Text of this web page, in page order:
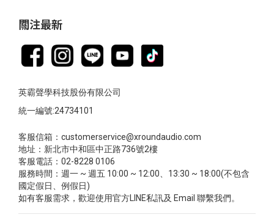
關注最新
英霸聲學科技股份有限公司
統一編號:24734101
客服信箱：customerservice@xroundaudio.com
地址：新北市中和區中正路736號2樓
客服電話：02-8228 0106
服務時間：週一 ~ 週五 10:00 ~ 12:00、13:30 ~ 18:00(不包含
國定假日、例假日)
如有客服需求，歡迎使用官方LINE私訊及 Email 聯繫我們。